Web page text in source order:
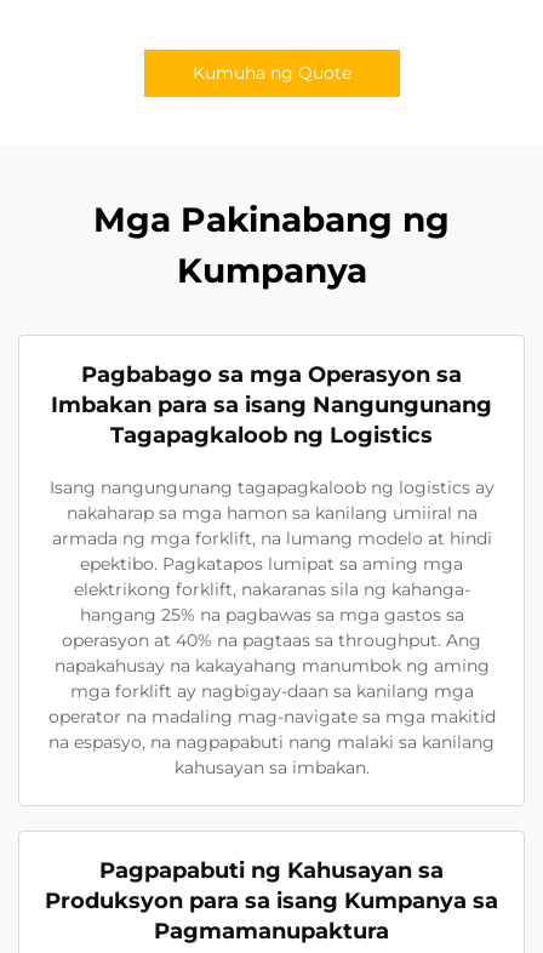
Kumuha ng Quote
Mga Pakinabang ng
Kumpanya
Pagbabago sa mga Operasyon sa
Imbakan para sa isang Nangungunang
Tagapagkaloob ng Logistics
Isang nangungunang tagapagkaloob ng logistics ay
nakaharap sa mga hamon sa kanilang umiiral na
armada ng mga forklift, na lumang modelo at hindi
epektibo. Pagkatapos lumipat sa aming mga
elektrikong forklift, nakaranas sila ng kahanga-
hangang 25% na pagbawas sa mga gastos sa
operasyon at 40% na pagtaas sa throughput. Ang
napakahusay na kakayahang manumbok ng aming
mga forklift ay nagbigay-daan sa kanilang mga
operator na madaling mag-navigate sa mga makitid
na espasyo, na nagpapabuti nang malaki sa kanilang
kahusayan sa imbakan.
Pagpapabuti ng Kahusayan sa
Produksyon para sa isang Kumpanya sa
Pagmamanupaktura